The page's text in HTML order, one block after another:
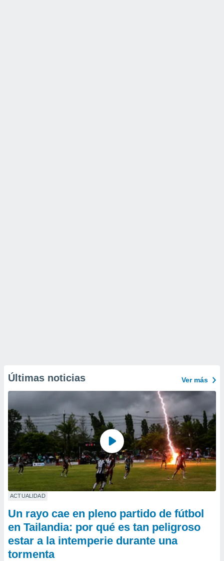
Últimas noticias Ver más
ACTUALIDAD
Un rayo cae en pleno partido de fútbol
en Tailandia: por qué es tan peligroso
estar a la intemperie durante una
tormenta